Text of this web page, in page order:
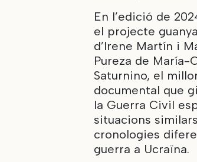
En l’edició de
el projecte
d’Irene Martín i
Pureza de María-
Saturnino, el
documental que
la Guerra Civil
situacions
cronologies
guerra a Ucraïna.